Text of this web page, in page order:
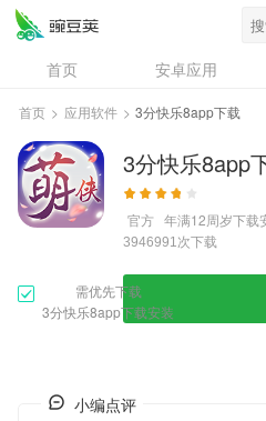
首页 安卓应用
资讯
专题
问答
首页 > 应用软件 > 3分快乐8app下载
3分快乐8app
官方 年满12周岁下载
3946991次下载
需优先下载
3分快乐8app下载安装
小编点评